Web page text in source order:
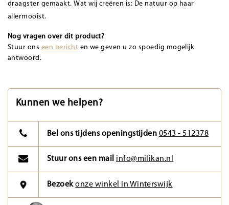
draagster gemaakt. Wat wij creëren is: De natuur op haar
allermooist.
Nog vragen over dit product?
Stuur ons een bericht en we geven u zo spoedig mogelijk
antwoord.
Kunnen we helpen?
Bel ons tijdens openingstijden 0543 - 512378
Stuur ons een mail info@milikan.nl
Bezoekonze winkel in Winterswijk